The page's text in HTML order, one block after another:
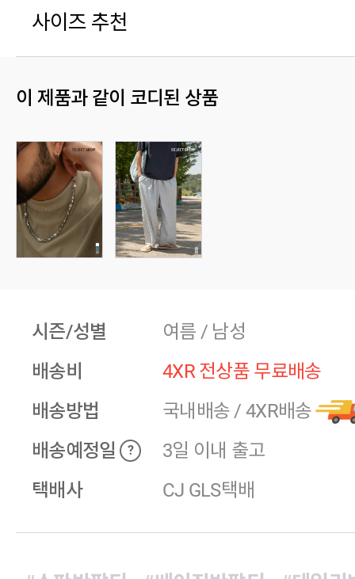
사이즈 추천
이 제품과 같이 코디된 상품
시즌/성별
여름 / 남성
배송비
4XR 전상품 무료배송
배송방법
국내배송 / 4XR배송
배송예정일
?
3일 이내 출고
택배사
CJ GLS택배